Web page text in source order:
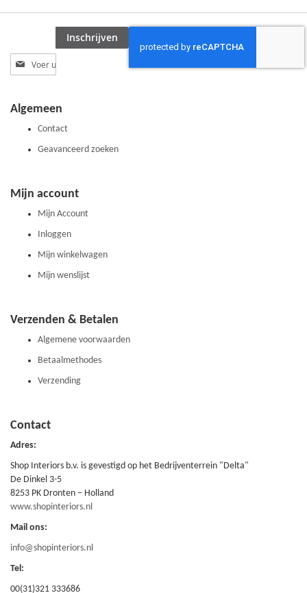
Abonneer
u
nieuwsbrief
Inschrijven
Algemeen
Contact
Geavanceerd zoeken
Mijn account
Mijn Account
Inloggen
Mijn winkelwagen
Mijn wenslijst
Verzenden & Betalen
Algemene voorwaarden
Betaalmethodes
Verzending
Contact
Adres:
Shop Interiors b.v. is gevestigd op het Bedrijventerrein "Delta"
De Dinkel 3-5
8253 PK Dronten – Holland
www.shopinteriors.nl
Mail ons:
info@shopinteriors.nl
Tel:
00(31)321 333686